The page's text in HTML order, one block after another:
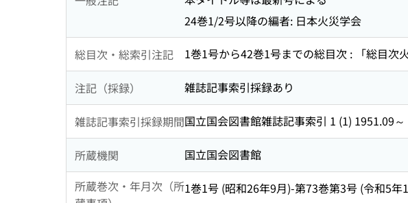
24巻1/2号以降の編者: 日本火災学会
総目次・総索引注記 1巻1号から42巻1号までの総目次 : 「総目次
注記（採録） 雑誌記事索引採録あり
雑誌記事索引採録期間国立国会図書館雑誌記事索引 1 (1) 1951.09～
所蔵機関
国立国会図書館
所蔵巻次・年月次（所1巻1号 (昭和26年9月)-第73巻第3号 (令和5年